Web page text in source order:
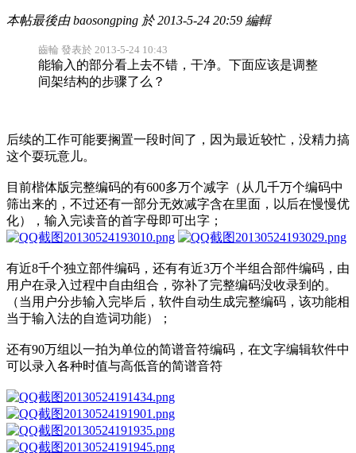
本帖最後由 baosongping 於 2013-5-24 20:59 編輯
齒輪 發表於 2013-5-24 10:43
能输入的部分看上去不错，干净。下面应该是调整
间架结构的步骤了么？
后续的工作可能要搁置一段时间了，因为最近较忙，没精力搞
这个耍玩意儿。
目前楷体版完整编码的有600多万个减字（从几千万个编码中
筛出来的，不过还有一部分无效减字含在里面，以后在慢慢优
化），输入完读音的首字母即可出字；
有近8千个独立部件编码，还有有近3万个半组合部件编码，由
用户在录入过程中自由组合，弥补了完整编码没收录到的。
（当用户分步输入完毕后，软件自动生成完整编码，该功能相
当于输入法的自造词功能）；
还有90万组以一拍为单位的简谱音符编码，在文字编辑软件中
可以录入各种时值与高低音的简谱音符